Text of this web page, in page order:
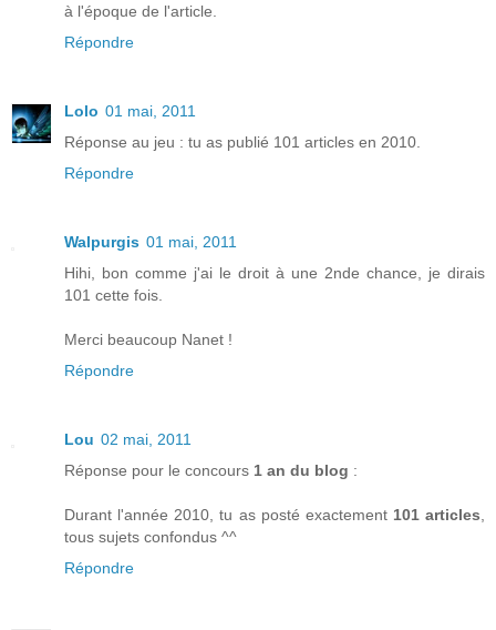
à l'époque de l'article.
Répondre
Lolo 01 mai, 2011
Réponse au jeu : tu as publié 101 articles en 2010.
Répondre
Walpurgis 01 mai, 2011
Hihi, bon comme j'ai le droit à une 2nde chance, je dirais
101 cette fois.
Merci beaucoup Nanet !
Répondre
Lou 02 mai, 2011
Réponse pour le concours 1 an du blog :
Durant l'année 2010, tu as posté exactement 101 articles
tous sujets confondus ^^
Répondre